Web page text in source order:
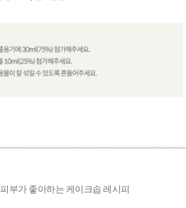
피부가 좋아하는 케이크솝 레시피